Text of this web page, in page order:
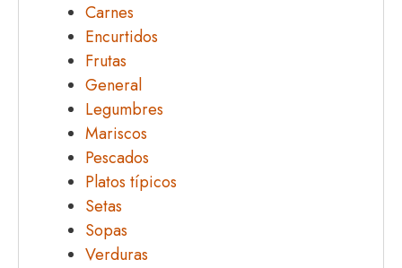
Carnes
Encurtidos
Frutas
General
Legumbres
Mariscos
Pescados
Platos típicos
Setas
Sopas
Verduras